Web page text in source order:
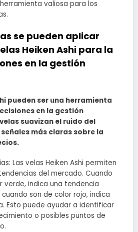
valiosa para los
se pueden aplicar
Heiken Ashi para la
en la gestión
pueden ser una herramienta
en la gestión
suavizan el ruido del
más claras sobre la
Las velas Heiken Ashi permiten
del mercado. Cuando
verde, indica una tendencia
son de color rojo, indica
Esto puede ayudar a identificar
o posibles puntos de